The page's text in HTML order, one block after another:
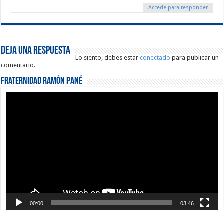
Accede para responder
Deja una respuesta
Lo siento, debes estarconectado para publicar un
comentario.
Fraternidad Ramón Pané
00:00 03:46